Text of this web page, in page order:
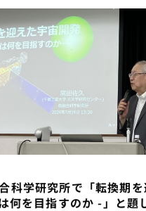
科学研究所で「転換期
何を目指すのか -」と題